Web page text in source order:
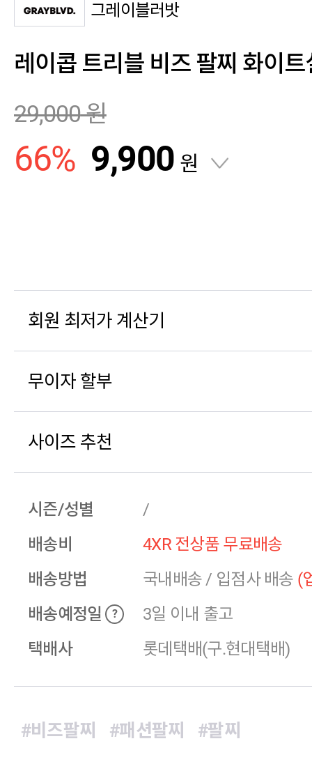
그레이블러밧
레이콥 트리블 비즈 팔찌 화이트
29,000원
66% 9,900 원
회원 최저가 계산기
무이자 할부
사이즈 추천
시즌/성별
/
배송비
4XR 전상품 무료배송
배송방법
국내배송 / 입점사 배송 (
배송예정일
?
3일 이내 출고
택배사
롯데택배(구.현대택배)
#비즈팔찌 #패션팔찌 #팔찌